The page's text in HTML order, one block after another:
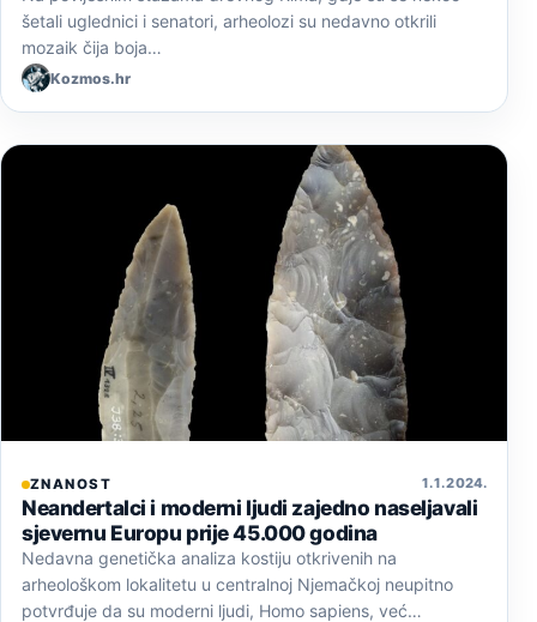
šetali uglednici i senatori, arheolozi su nedavno otkrili
mozaik čija boja…
Kozmos.hr
ZNANOST 1. 1. 2024.
Neandertalci i moderni ljudi zajedno naseljavali
sjevernu Europu prije 45.000 godina
Nedavna genetička analiza kostiju otkrivenih na
arheološkom lokalitetu u centralnoj Njemačkoj neupitno
potvrđuje da su moderni ljudi, Homo sapiens, već…